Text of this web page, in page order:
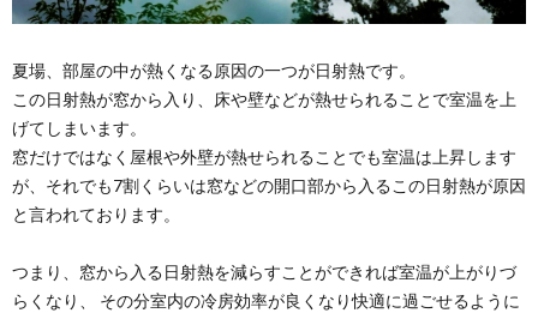
夏場、部屋の中が熱くなる原因の一つが日射熱です。
この日射熱が窓から入り、床や壁などが熱せられることで室温を上
げてしまいます。
窓だけではなく屋根や外壁が熱せられることでも室温は上昇します
が、それでも7割くらいは窓などの開口部から入るこの日射熱が原因
と言われております。
つまり、窓から入る日射熱を減らすことができれば室温が上がりづ
らくなり、 その分室内の冷房効率が良くなり快適に過ごせるように